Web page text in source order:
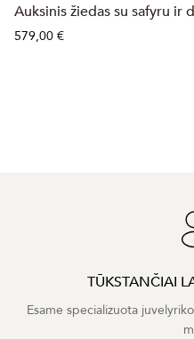
Auksinis žiedas su safyru ir
579,00 €
TŪKSTANČIAI
Esame specializuota